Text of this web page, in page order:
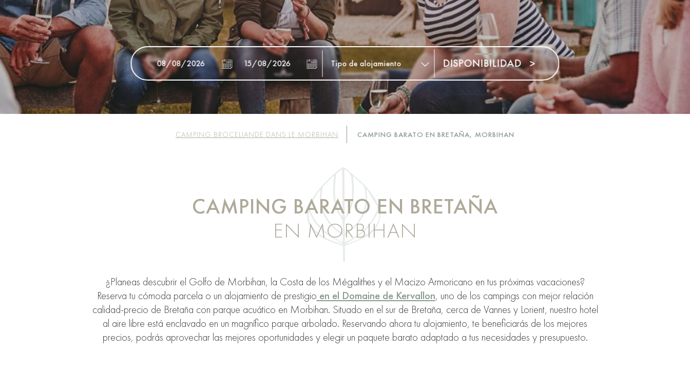
>
CAMPING BROCELIANDE DANS LE MORBIHAN CAMPING BARATO EN BRETAÑA, MORBIHAN
CAMPING BARATO EN BRETAÑA
EN MORBIHAN
¿Planeas descubrir el Golfo de Morbihan, la Costa de los Mégalithes y el Macizo Armoricano en tus próximas vacaciones?
Reserva tu cómoda parcela o un alojamiento de prestigio en el Domaine de Kervallon, uno de los campings con mejor relación
calidad-precio de Bretaña con parque acuático en Morbihan. Situado en el sur de Bretaña, cerca de Vannes y Lorient, nuestro hotel
al aire libre está enclavado en un magnífico parque arbolado. Reservando ahora tu alojamiento, te beneficiarás de los mejores
precios, podrás aprovechar las mejores oportunidades y elegir un paquete barato adaptado a tus necesidades y presupuesto.